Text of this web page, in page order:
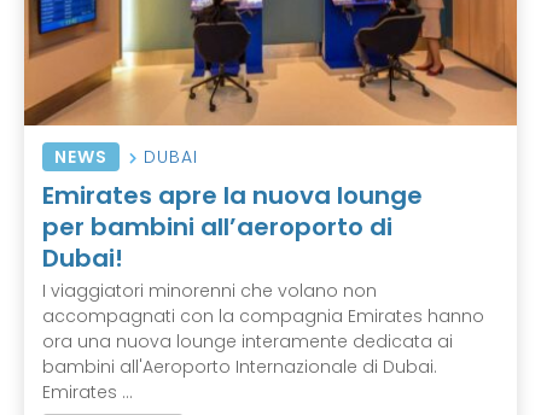
NEWS DUBAI
Emirates apre la nuova lounge
per bambini all’aeroporto di
Dubai!
I viaggiatori minorenni che volano non
accompagnati con la compagnia Emirates hanno
ora una nuova lounge interamente dedicata ai
bambini all'Aeroporto Internazionale di Dubai.
Emirates ...